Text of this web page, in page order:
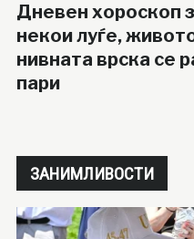
Дневен хороскоп
некои луѓе,
нивната врска се
пари
ЗАНИМЛИВОСТИ